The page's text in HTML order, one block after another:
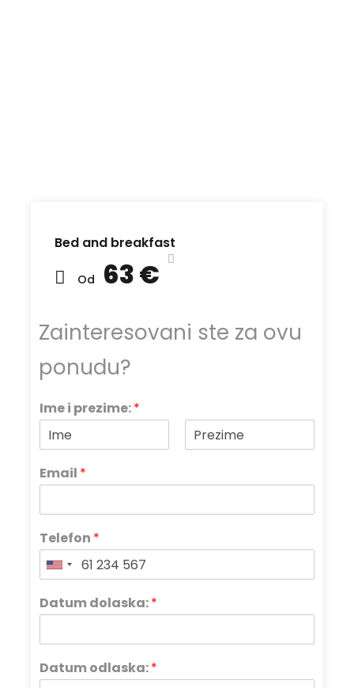
Bed and breakfast
Od 63 €
Zainteresovani ste za ovu
ponudu?
Ime i prezime:*
Email *
Telefon *
Datum dolaska:*
Datum odlaska:*